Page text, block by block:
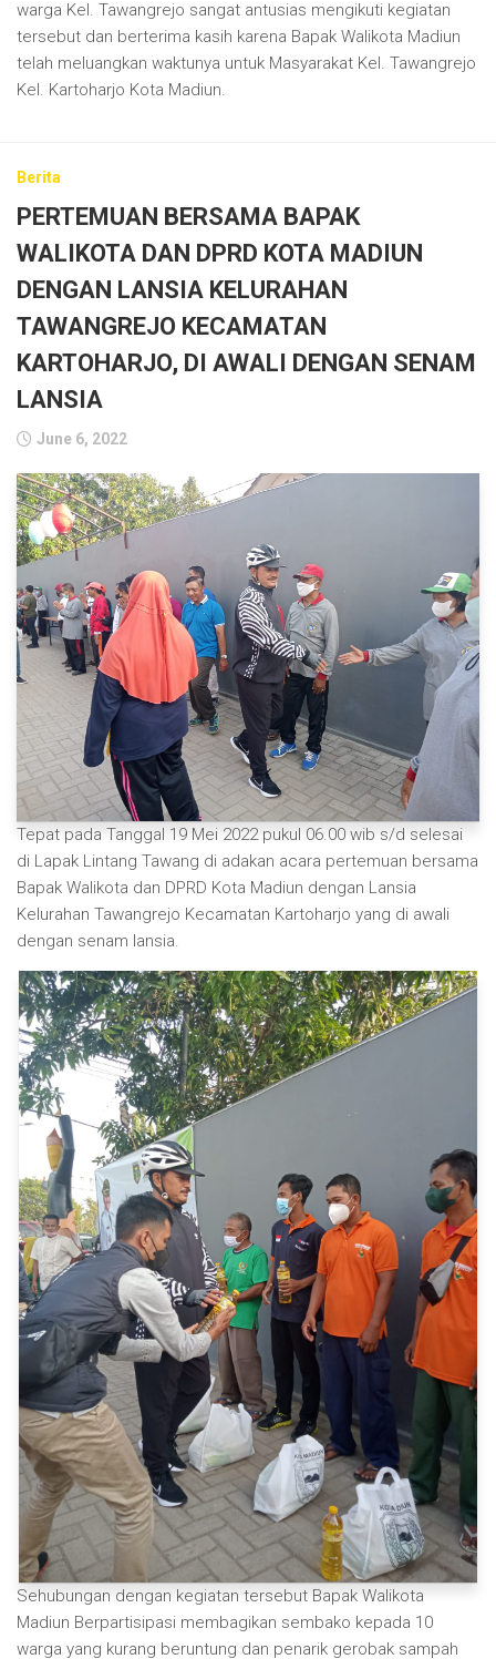
warga Kel. Tawangrejo sangat antusias mengikuti kegiatan
tersebut dan berterima kasih karena Bapak Walikota Madiun
telah meluangkan waktunya untuk Masyarakat Kel. Tawangrejo
Kel. Kartoharjo Kota Madiun.
Berita
PERTEMUAN BERSAMA BAPAK
WALIKOTA DAN DPRD KOTA MADIUN
DENGAN LANSIA KELURAHAN
TAWANGREJO KECAMATAN
KARTOHARJO, DI AWALI DENGAN SENAM
LANSIA
June 6, 2022
Tepat pada Tanggal 19 Mei 2022 pukul 06.00 wib s/d selesai
di Lapak Lintang Tawang di adakan acara pertemuan bersama
Bapak Walikota dan DPRD Kota Madiun dengan Lansia
Kelurahan Tawangrejo Kecamatan Kartoharjo yang di awali
dengan senam lansia.
Sehubungan dengan kegiatan tersebut Bapak Walikota
Madiun Berpartisipasi membagikan sembako kepada 10
warga yang kurang beruntung dan penarik gerobak sampah